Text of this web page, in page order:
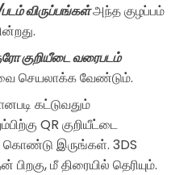
படம் விருப்பங்கள்அந்த குழப்பம்
குறியீடை வரைபடம்
செயலாக்க வேண்டும்.
கட்டுவதும்
QR குறியீட்டை
இருங்கள். 3DS
பிறகு, மீ திரையில் தெரியும்.